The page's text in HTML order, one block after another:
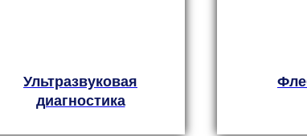
Ультразвуковая
диагностика